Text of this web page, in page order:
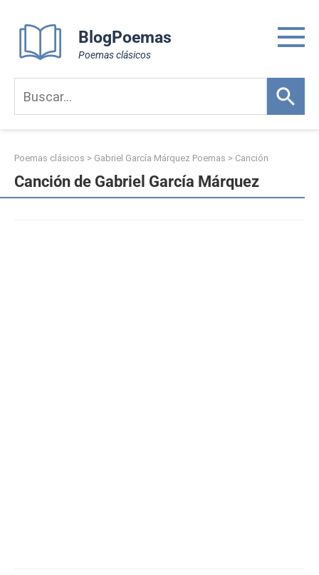
content
BlogPoemas
Poemas clásicos
Poemas clásicos > Gabriel García Márquez Poemas > Canción
Canción de Gabriel García Márquez